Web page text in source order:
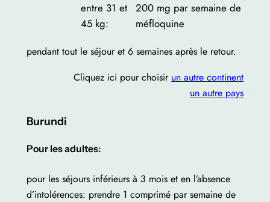
entre 31 et
45 kg:
200 mg par semaine de
méfloquine
pendant tout le séjour et 6 semaines après le retour.
Cliquez ici pour choisir un autre continent
un autre pays
Burundi
Pour les adultes:
pour les séjours inférieurs à 3 mois et en l’absence
d’intolérences: prendre 1 comprimé par semaine de